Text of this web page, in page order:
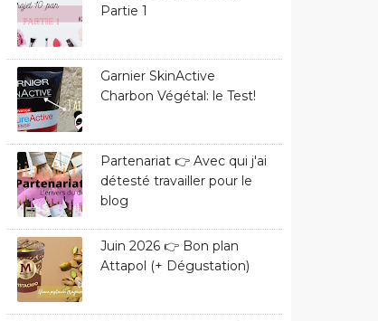
Partie 1
Garnier SkinActive
Charbon Végétal: le Test!
Partenariat 👉 Avec qui j'ai
détesté travailler pour le
blog
Juin 2026 👉 Bon plan
Attapol (+ Dégustation)